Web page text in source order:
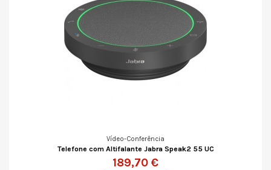
Vídeo-Conferência
Telefone com Altifalante Jabra Speak2 55 UC
189,70 €